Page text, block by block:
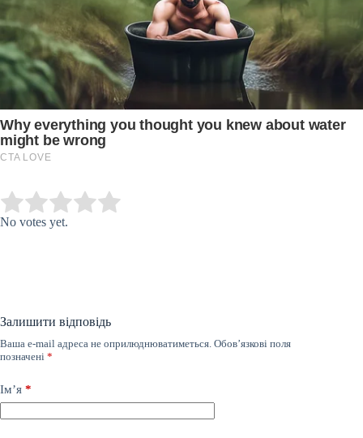
Rate this item:
No votes yet.
Залишити відповідь
Ваша e-mail адреса не оприлюднюватиметься. Обов’язкові поля
позначені *
Ім’я *